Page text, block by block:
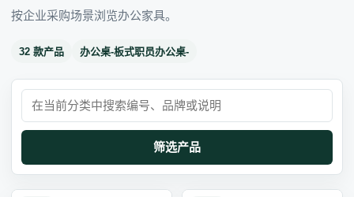
按企业采购场景浏览办公家具。
32 款产品 办公桌-板式职员办公桌-
筛选产品